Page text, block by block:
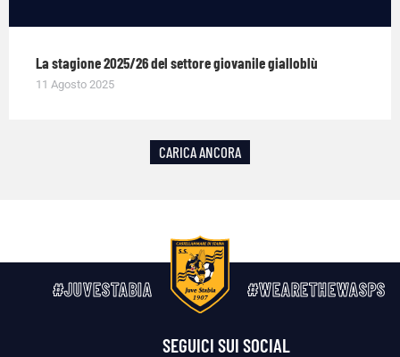
La stagione 2025/26 del settore giovanile gialloblù
11 Agosto 2025
CARICA ANCORA
#JUVESTABIA #WEARETHEWASPS
SEGUICI SUI SOCIAL